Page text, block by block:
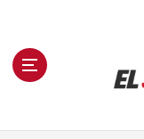
n El